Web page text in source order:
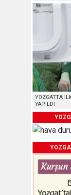
YOZGATTA
YAPILDI